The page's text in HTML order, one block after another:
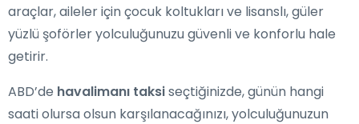
araçlar, aileler için çocuk koltukları ve lisanslı, güler
yüzlü şoförler yolculuğunuzu güvenli ve konforlu hale
getirir.
ABD’de havalimanı taksiseçtiğinizde, günün hangi
saati olursa olsun karşılanacağınızı, yolculuğunuzun